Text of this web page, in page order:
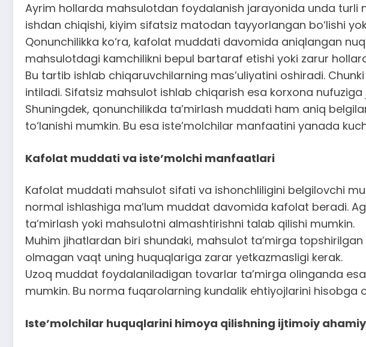
Ayrim hollarda mahsulotdan foydalanish jarayonida unda turli
ishdan chiqishi, kiyim sifatsiz matodan tayyorlangan bo‘lishi
Qonunchilikka ko‘ra, kafolat muddati davomida aniqlangan
mahsulotdagi kamchilikni bepul bartaraf etishi yoki zarur
Bu tartib ishlab chiqaruvchilarning mas’uliyatini oshiradi.
intiladi. Sifatsiz mahsulot ishlab chiqarish esa korxona
Shuningdek, qonunchilikda ta’mirlash muddati ham aniq
to‘lanishi mumkin. Bu esa iste’molchilar manfaatini yanada
Kafolat muddati va iste’molchi manfaatlari
Kafolat muddati mahsulot sifati va ishonchliligini belgilovchi
normal ishlashiga ma’lum muddat davomida kafolat beradi.
ta’mirlash yoki mahsulotni almashtirishni talab qilishi mumkin.
Muhim jihatlardan biri shundaki, mahsulot ta’mirga
olmagan vaqt uning huquqlariga zarar yetkazmasligi kerak.
Uzoq muddat foydalaniladigan tovarlar ta’mirga olinganda
mumkin. Bu norma fuqarolarning kundalik ehtiyojlarini hisobga
Iste’molchilar huquqlarini himoya qilishning ijtimoiy